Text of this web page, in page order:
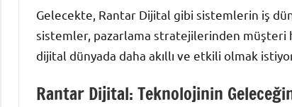
Gelecekte, Rantar Dijital gibi sistemlerin iş
sistemler, pazarlama stratejilerinden müşteri
dijital dünyada daha akıllı ve etkili olmak
Rantar Dijital: Teknolojinin